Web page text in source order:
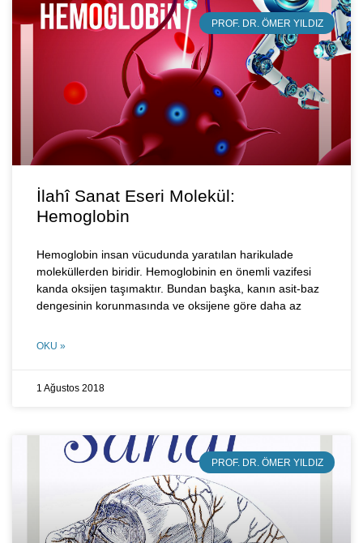
PROF. DR. ÖMER YILDIZ
İlahî Sanat Eseri Molekül:
Hemoglobin
Hemoglobin insan vücudunda yaratılan harikulade
moleküllerden biridir. Hemoglobinin en önemli vazifesi
kanda oksijen taşımaktır. Bundan başka, kanın asit-baz
dengesinin korunmasında ve oksijene göre daha az
OKU »
1 Ağustos 2018
PROF. DR. ÖMER YILDIZ